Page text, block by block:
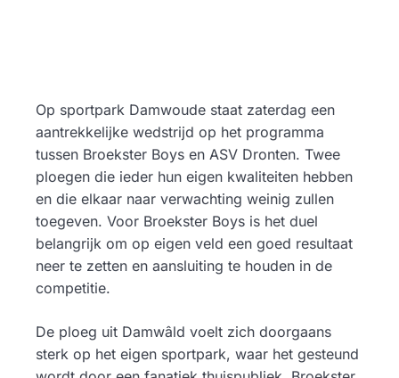
Op sportpark Damwoude staat zaterdag een
aantrekkelijke wedstrijd op het programma
tussen Broekster Boys en ASV Dronten. Twee
ploegen die ieder hun eigen kwaliteiten hebben
en die elkaar naar verwachting weinig zullen
toegeven. Voor Broekster Boys is het duel
belangrijk om op eigen veld een goed resultaat
neer te zetten en aansluiting te houden in de
competitie.
De ploeg uit Damwâld voelt zich doorgaans
sterk op het eigen sportpark, waar het gesteund